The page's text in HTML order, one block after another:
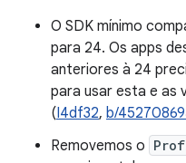
O SDK mínimo
para 24. Os apps
anteriores à 24
para usar esta e as
(I4df32, b/
Removemos o